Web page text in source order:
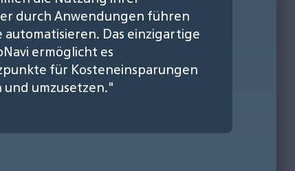
durch Anwendungen führen
Das einzigartige
ermöglicht es
für Kosteneinsparungen
umzusetzen."